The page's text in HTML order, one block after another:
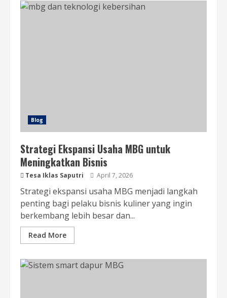
Blog
Strategi Ekspansi Usaha MBG untuk
Meningkatkan Bisnis
Tesa Iklas Saputri April 7, 2026
Strategi ekspansi usaha MBG menjadi langkah
penting bagi pelaku bisnis kuliner yang ingin
berkembang lebih besar dan...
Read More